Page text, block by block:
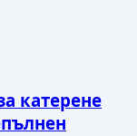
катерене